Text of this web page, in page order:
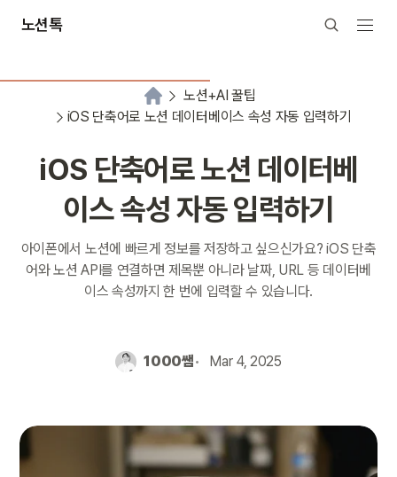
노션톡
노션+AI 꿀팁
iOS 단축어로 노션 데이터베이스 속성 자동 입력하기
iOS 단축어로 노션 데이터베
이스 속성 자동 입력하기
아이폰에서 노션에 빠르게 정보를 저장하고 싶으신가요? iOS 단축
어와 노션 API를 연결하면 제목뿐 아니라 날짜, URL 등 데이터베
이스 속성까지 한 번에 입력할 수 있습니다.
1000쌤 Mar 4, 2025